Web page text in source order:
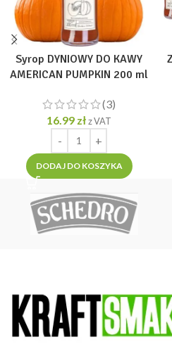
Syrop DYNIOWY DO KAWY
AMERICAN PUMPKIN 200 ml
(3)
16.99 złz VAT
DODAJ DO KOSZYKA